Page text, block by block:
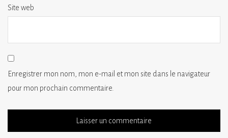
Site web
Enregistrer mon nom, mon e-mail et mon site dans le navigateur
pour mon prochain commentaire.